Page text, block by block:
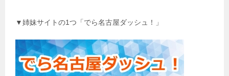
▼姉妹サイトの1つ「でら名古屋ダッシュ！」